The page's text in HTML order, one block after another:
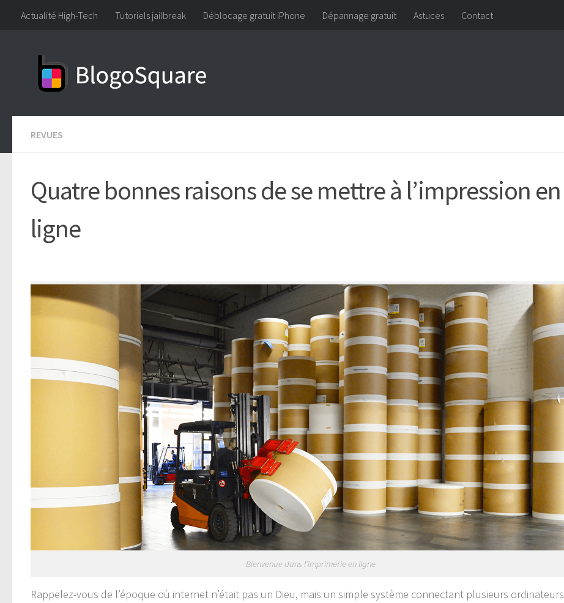
Skip to content
Actualité High-Tech Tutoriels jailbreak Déblocage gratuit iPhone Dépannage gratuit Astuces Contact
REVUES
Quatre bonnes raisons de se mettre à l’impression en
ligne
Bienvenue dans l’imprimerie en ligne
Rappelez-vous de l’époque où internet n’était pas un Dieu, mais un simple système connectant plusieurs ordinateurs